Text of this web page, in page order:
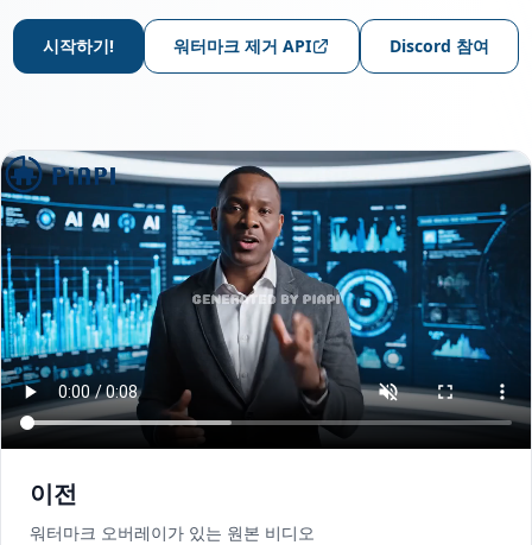
시작하기! 워터마크 제거 API Discord 참여
이전
워터마크 오버레이가 있는 원본 비디오